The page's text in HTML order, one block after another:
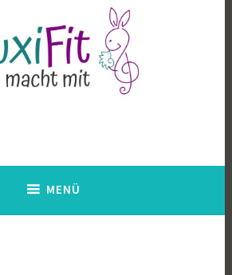
Musik mit Kindern, Trageberatung
MENÜ